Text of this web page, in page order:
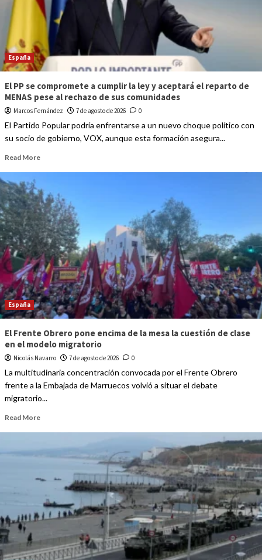
España
El PP se compromete a cumplir la ley y aceptará el reparto de
MENAS pese al rechazo de sus comunidades
Marcos Fernández 7 de agosto de 2026 0
El Partido Popular podría enfrentarse a un nuevo choque político con
su socio de gobierno, VOX, aunque esta formación asegura...
Read More
España
El Frente Obrero pone encima de la mesa la cuestión de clase
en el modelo migratorio
Nicolás Navarro 7 de agosto de 2026 0
La multitudinaria concentración convocada por el Frente Obrero
frente a la Embajada de Marruecos volvió a situar el debate
migratorio...
Read More